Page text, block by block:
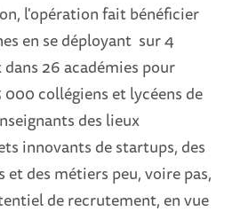
l'opération fait bénéficier
en se déployant sur 4
26 académies pour
collégiens et lycéens de
des lieux
innovants de startups, des
des métiers peu, voire pas,
de recrutement, en vue